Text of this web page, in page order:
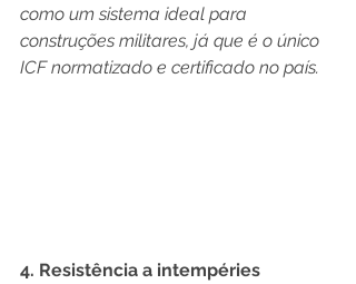
como um sistema ideal para
construções militares, já que é o único
ICF normatizado e certificado no país.
4. Resistência a intempéries